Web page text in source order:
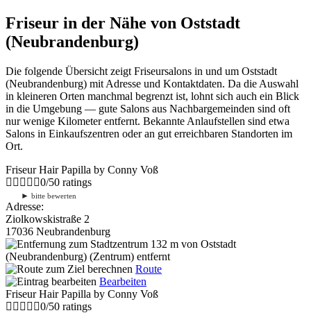
Friseur in der Nähe von Oststadt
(Neubrandenburg)
Die folgende Übersicht zeigt Friseursalons in und um Oststadt
(Neubrandenburg) mit Adresse und Kontaktdaten. Da die Auswahl
in kleineren Orten manchmal begrenzt ist, lohnt sich auch ein Blick
in die Umgebung — gute Salons aus Nachbargemeinden sind oft
nur wenige Kilometer entfernt. Bekannte Anlaufstellen sind etwa
Salons in Einkaufszentren oder an gut erreichbaren Standorten im
Ort.
Friseur Hair Papilla by Conny Voß
0/50 ratings
► bitte bewerten
Adresse:
Ziolkowskistraße 2
17036 Neubrandenburg
132 m von Oststadt
(Neubrandenburg) (Zentrum) entfernt
Route
Bearbeiten
Friseur Hair Papilla by Conny Voß
0/50 ratings